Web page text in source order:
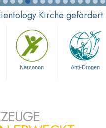
Kirche
Narconon Anti-Drogen